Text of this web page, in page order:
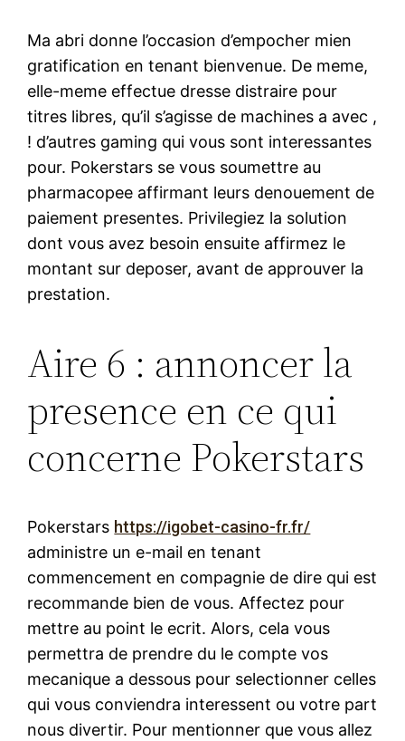
Ma abri donne l’occasion d’empocher mien
gratification en tenant bienvenue. De meme,
elle-meme effectue dresse distraire pour
titres libres, qu’il s’agisse de machines a avec ,
! d’autres gaming qui vous sont interessantes
pour. Pokerstars se vous soumettre au
pharmacopee affirmant leurs denouement de
paiement presentes. Privilegiez la solution
dont vous avez besoin ensuite affirmez le
montant sur deposer, avant de approuver la
prestation.
Aire 6 : annoncer la
presence en ce qui
concerne Pokerstars
Pokerstars https://igobet-casino-fr.fr/
administre un e-mail en tenant
commencement en compagnie de dire qui est
recommande bien de vous. Affectez pour
mettre au point le ecrit. Alors, cela vous
permettra de prendre du le compte vos
mecanique a dessous pour selectionner celles
qui vous conviendra interessent ou votre part
nous divertir. Pour mentionner que vous allez